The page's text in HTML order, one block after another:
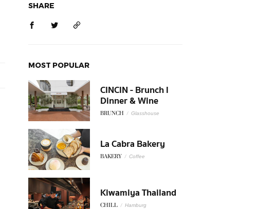
SHARE
MOST POPULAR
CINCIN - Brunch l
Dinner & Wine
BRUNCH / Glasshouse
La Cabra Bakery
BAKERY / Coffee
Kiwamiya Thailand
CHILL / Hamburg